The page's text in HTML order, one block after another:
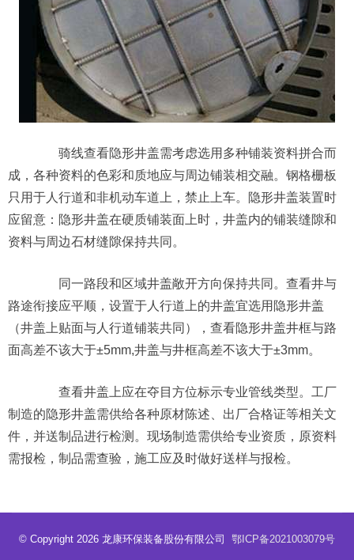
骑线查看隐形井盖需考虑选用多种铺装资料拼合而
成，各种资料的色彩和质地应与周边铺装相交融。钢格栅板
只用于人行道和非机动车道上，禁止上车。隐形井盖装置时
应留意：隐形井盖在硬质铺装面上时，井盖内的铺装缝隙和
资料与周边石材缝隙保持共同。
同一路段和区域井盖敞开方向保持共同。查看井与
路途衔接应平顺，设置于人行道上的井盖宜选用隐形井盖
（井盖上贴面与人行道铺装共同），查看隐形井盖井框与路
面高差不该大于±5mm,井盖与井框高差不该大于±3mm。
查看井盖上应在夺目方位标示专业管线类型。工厂
制造的隐形井盖需供给各种原材陈述、出厂合格证等相关文
件，并送制品进行检测。现场制造需供给专业资质，原资料
需报检，制品需查验，施工应及时做好送样与报检。
© Copyright 2026 龙康环保装备股份有限公司 鄂ICP备2021003079号